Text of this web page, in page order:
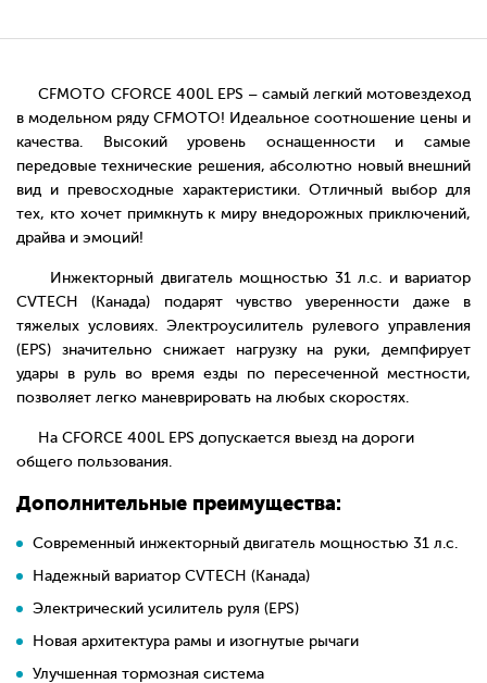
CFMOTO CFORCE 400L EPS – самый легкий мотовездеход
в модельном ряду CFMOTO! Идеальное соотношение цены и
качества. Высокий уровень оснащенности и самые
передовые технические решения, абсолютно новый внешний
вид и превосходные характеристики. Отличный выбор для
тех, кто хочет примкнуть к миру внедорожных приключений,
драйва и эмоций!
Инжекторный двигатель мощностью 31 л.с. и вариатор
CVTECH (Канада) подарят чувство уверенности даже в
тяжелых условиях. Электроусилитель рулевого управления
(EPS) значительно снижает нагрузку на руки, демпфирует
удары в руль во время езды по пересеченной местности,
позволяет легко маневрировать на любых скоростях.
На CFORCE 400L EPS допускается выезд на дороги
общего пользования.
Дополнительные преимущества:
Современный инжекторный двигатель мощностью 31 л.с.
Надежный вариатор CVTECH (Канада)
Электрический усилитель руля (EPS)
Новая архитектура рамы и изогнутые рычаги
Улучшенная тормозная система